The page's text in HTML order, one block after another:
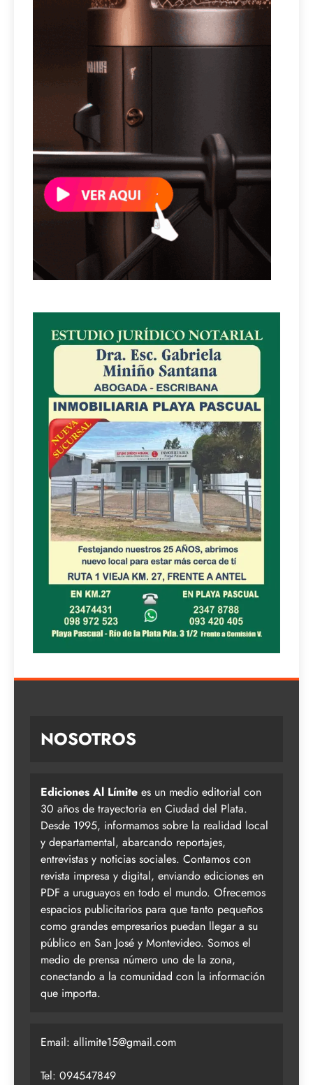
NOSOTROS
Ediciones Al Límite es un medio editorial con
30 años de trayectoria en Ciudad del Plata.
Desde 1995, informamos sobre la realidad local
y departamental, abarcando reportajes,
entrevistas y noticias sociales. Contamos con
revista impresa y digital, enviando ediciones en
PDF a uruguayos en todo el mundo. Ofrecemos
espacios publicitarios para que tanto pequeños
como grandes empresarios puedan llegar a su
público en San José y Montevideo. Somos el
medio de prensa número uno de la zona,
conectando a la comunidad con la información
que importa.
Email: allimite15@gmail.com
Tel: 094547849